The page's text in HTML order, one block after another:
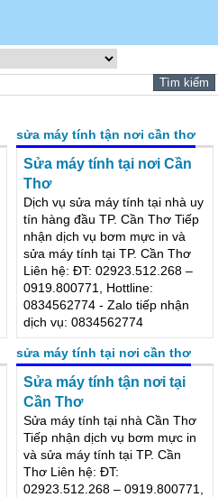
sửa máy tính tận nơi cần thơ
Sửa máy tính tại nơi Cần
Thơ
Dịch vụ sửa máy tính tại nhà uy
tín hàng đầu TP. Cần Thơ Tiếp
nhận dịch vụ bơm mực in và
sửa máy tính tại TP. Cần Thơ
Liên hệ: ĐT: 02923.512.268 –
0919.800771, Hottline:
0834562774 - Zalo tiếp nhận
dịch vụ: 0834562774
sửa máy tính tại nơi cần thơ
Sửa máy tính tận nơi tại
Cần Thơ
Sửa máy tính tại nhà Cần Thơ